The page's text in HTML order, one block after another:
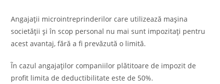
Angajaţii microintreprinderilor care utilizează maşina
societăţii şi în scop personal nu mai sunt impozitaţi pentru
acest avantaj, fără a fi prevăzută o limită.
Ĩn cazul angajaţilor companiilor plătitoare de impozit de
profit limita de deductibilitate este de 50%.